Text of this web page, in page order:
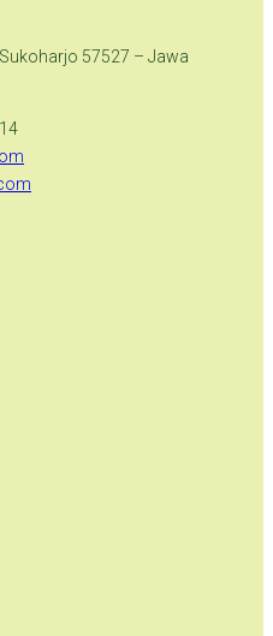
57527 – Jawa